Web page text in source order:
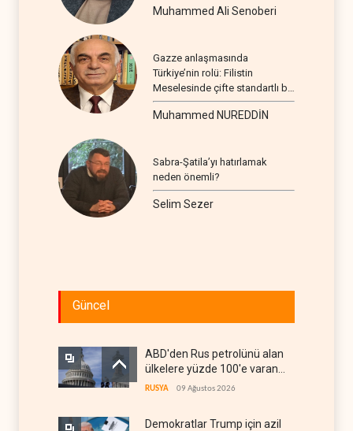
Muhammed Ali Senoberi
Gazze anlaşmasında
Türkiye’nin rolü: Filistin
Meselesinde çifte standartlı bir
seyir
Muhammed NUREDDİN
Sabra-Şatila’yı hatırlamak
neden önemli?
Selim Sezer
Güncel
ABD'den Rus petrolünü alan
ülkelere yüzde 100'e varan
gümrük vergisi
RUSYA 09 Ağustos 2026
Demokratlar Trump için azil